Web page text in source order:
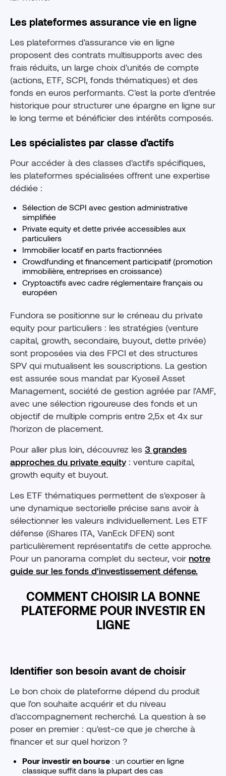
Les plateformes assurance vie en ligne
Les plateformes d'assurance vie en ligne
proposent des contrats multisupports avec des
frais réduits, un large choix d'unités de compte
(actions, ETF, SCPI, fonds thématiques) et des
fonds en euros performants. C'est la porte d'entrée
historique pour structurer une épargne en ligne sur
le long terme et bénéficier des intérêts composés.
Les spécialistes par classe d'actifs
Pour accéder à des classes d'actifs spécifiques,
les plateformes spécialisées offrent une expertise
dédiée :
Sélection de SCPI avec gestion administrative
simplifiée
Private equity et dette privée accessibles aux
particuliers
Immobilier locatif en parts fractionnées
Crowdfunding et financement participatif (promotion
immobilière, entreprises en croissance)
Cryptoactifs avec cadre réglementaire français ou
européen
Fundora se positionne sur le créneau du private
equity pour particuliers : les stratégies (venture
capital, growth, secondaire, buyout, dette privée)
sont proposées via des FPCI et des structures
SPV qui mutualisent les souscriptions. La gestion
est assurée sous mandat par Kyoseil Asset
Management, société de gestion agréée par l'AMF,
avec une sélection rigoureuse des fonds et un
objectif de multiple compris entre 2,5x et 4x sur
l'horizon de placement.
Pour aller plus loin, découvrez les 3 grandes
approches du private equity : venture capital,
growth equity et buyout.
Les ETF thématiques permettent de s'exposer à
une dynamique sectorielle précise sans avoir à
sélectionner les valeurs individuellement. Les ETF
défense (iShares ITA, VanEck DFEN) sont
particulièrement représentatifs de cette approche.
Pour un panorama complet du secteur, voir notre
guide sur les fonds d'investissement défense.
COMMENT CHOISIR LA BONNE
PLATEFORME POUR INVESTIR EN
LIGNE
Identifier son besoin avant de choisir
Le bon choix de plateforme dépend du produit
que l'on souhaite acquérir et du niveau
d'accompagnement recherché. La question à se
poser en premier : qu'est-ce que je cherche à
financer et sur quel horizon ?
Pour investir en bourse : un courtier en ligne
classique suffit dans la plupart des cas